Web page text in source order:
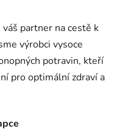
partner na cestě k
výrobci vysoce
potravin, kteří
pro optimální zdraví a